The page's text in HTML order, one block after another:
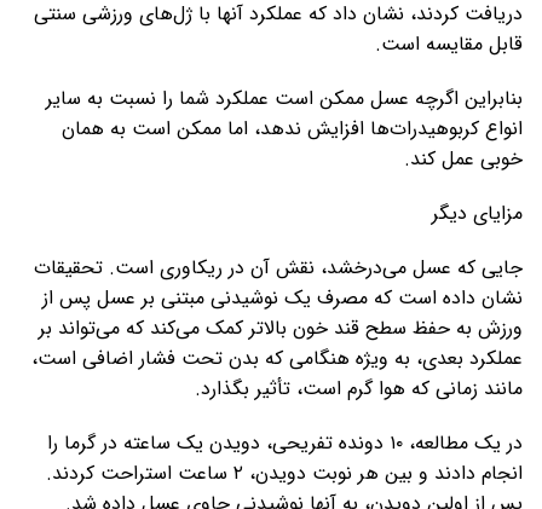
دریافت کردند، نشان داد که عملکرد آنها با ژل‌های ورزشی سنتی
قابل مقایسه است.
بنابراین اگرچه عسل ممکن است عملکرد شما را نسبت به سایر
انواع کربوهیدرات‌ها افزایش ندهد، اما ممکن است به همان
خوبی عمل کند.
مزایای دیگر
جایی که عسل می‌درخشد، نقش آن در ریکاوری است. تحقیقات
نشان داده است که مصرف یک نوشیدنی مبتنی بر عسل پس از
ورزش به حفظ سطح قند خون بالاتر کمک می‌کند که می‌تواند بر
عملکرد بعدی، به ویژه هنگامی که بدن تحت فشار اضافی است،
مانند زمانی که هوا گرم است، تأثیر بگذارد.
در یک مطالعه، ۱۰ دونده تفریحی، دویدن یک ساعته در گرما را
انجام دادند و بین هر نوبت دویدن، ۲ ساعت استراحت کردند.